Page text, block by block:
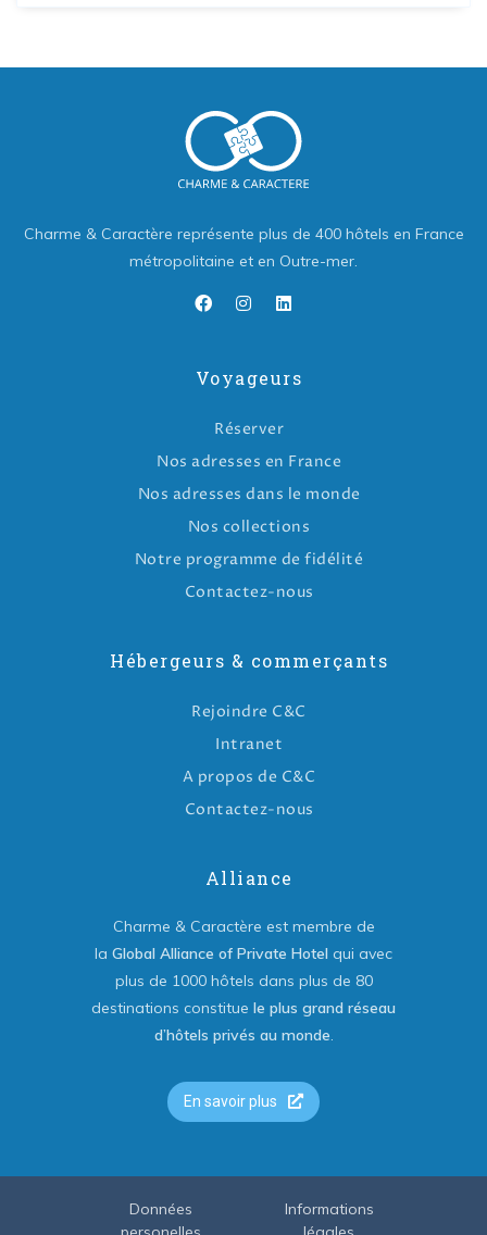
Charme & Caractère représente plus de 400 hôtels en France
métropolitaine et en Outre-mer.
Voyageurs
Réserver
Nos adresses en France
Nos adresses dans le monde
Nos collections
Notre programme de fidélité
Contactez-nous
Hébergeurs & commerçants
Rejoindre C&C
Intranet
A propos de C&C
Contactez-nous
Alliance
Charme & Caractère est membre de
la Global Alliance of Private Hotel qui avec
plus de 1000 hôtels dans plus de 80
destinations constitue le plus grand réseau
d’hôtels privés au monde.
En savoir plus
Données
Informations